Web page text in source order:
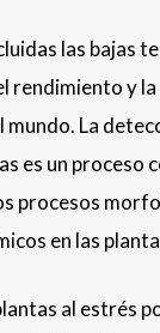
las bajas
rendimiento y
mundo. La
es un proceso
procesos
en las
al estrés